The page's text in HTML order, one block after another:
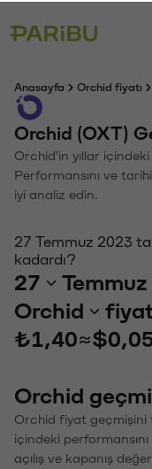
Anasayfa Orchid fiyatı
Orchid (OXT)
Orchid'in yıllar
Performansını ve
iyi analiz edin.
27 Temmuz 2023
kadardı?
27 Temmuz
Orchid
₺1,40≈
Orchid
Orchid fiyat geçmişini
içindeki
açılış ve kapanış